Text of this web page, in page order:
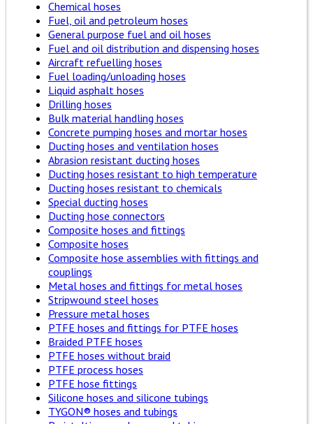
Chemical hoses
Fuel, oil and petroleum hoses
General purpose fuel and oil hoses
Fuel and oil distribution and dispensing hoses
Aircraft refuelling hoses
Fuel loading/unloading hoses
Liquid asphalt hoses
Drilling hoses
Bulk material handling hoses
Concrete pumping hoses and mortar hoses
Ducting hoses and ventilation hoses
Abrasion resistant ducting hoses
Ducting hoses resistant to high temperature
Ducting hoses resistant to chemicals
Special ducting hoses
Ducting hose connectors
Composite hoses and fittings
Composite hoses
Composite hose assemblies with fittings and
couplings
Metal hoses and fittings for metal hoses
Stripwound steel hoses
Pressure metal hoses
PTFE hoses and fittings for PTFE hoses
Braided PTFE hoses
PTFE hoses without braid
PTFE process hoses
PTFE hose fittings
Silicone hoses and silicone tubings
TYGON® hoses and tubings